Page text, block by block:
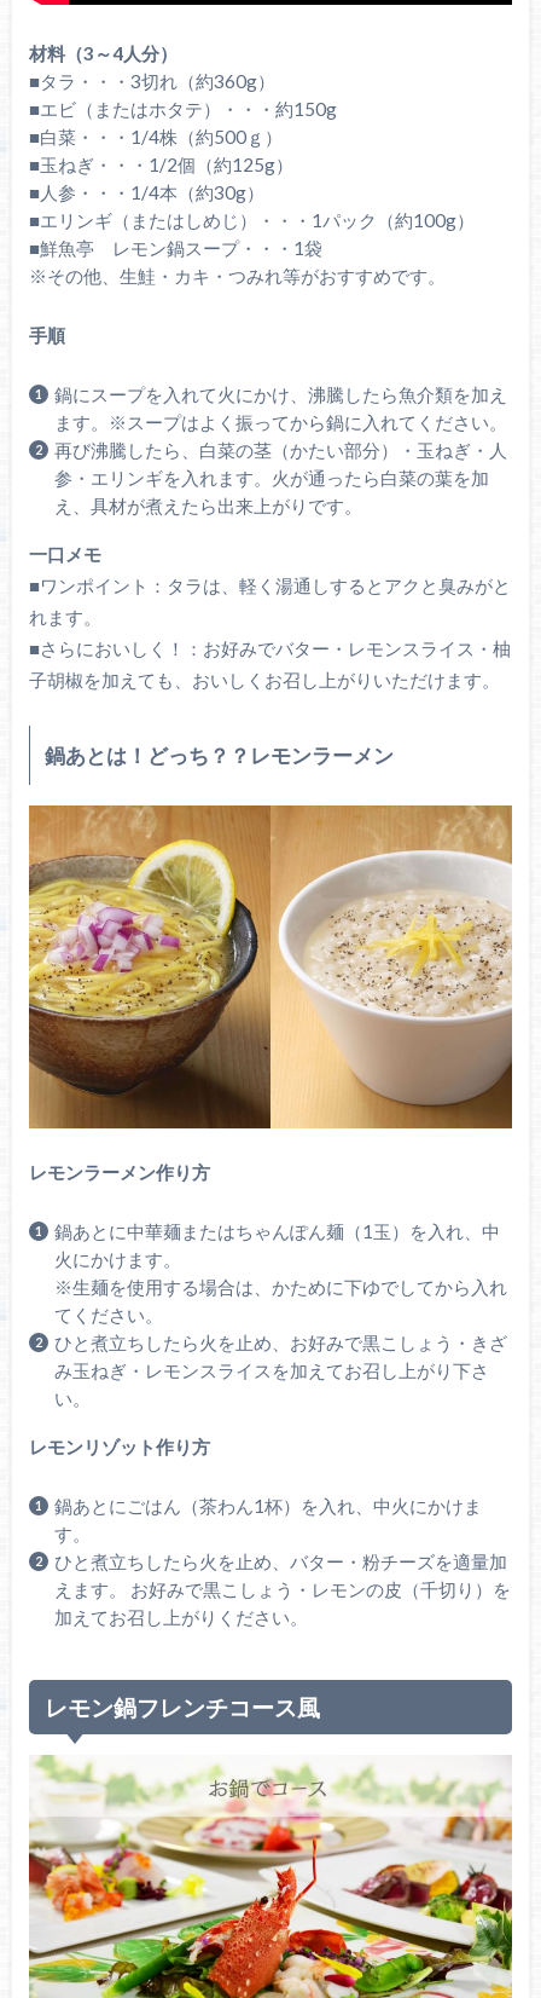
材料（3～4人分）
■タラ・・・3切れ（約360g）
■エビ（またはホタテ）・・・約150g
■白菜・・・1/4株（約500ｇ）
■玉ねぎ・・・1/2個（約125g）
■人参・・・1/4本（約30g）
■エリンギ（またはしめじ）・・・1パック（約100g）
■鮮魚亭 レモン鍋スープ・・・1袋
※その他、生鮭・カキ・つみれ等がおすすめです。
手順
鍋にスープを入れて火にかけ、沸騰したら魚介類を加え
ます。※スープはよく振ってから鍋に入れてください。
再び沸騰したら、白菜の茎（かたい部分）・玉ねぎ・人
参・エリンギを入れます。火が通ったら白菜の葉を加
え、具材が煮えたら出来上がりです。
一口メモ
■ワンポイント：タラは、軽く湯通しするとアクと臭みがと
れます。
■さらにおいしく！：お好みでバター・レモンスライス・柚
子胡椒を加えても、おいしくお召し上がりいただけます。
鍋あとは！どっち？？レモンラーメン
レモンラーメン作り方
鍋あとに中華麺またはちゃんぽん麺（1玉）を入れ、中
火にかけます。
※生麺を使用する場合は、かために下ゆでしてから入れ
てください。
ひと煮立ちしたら火を止め、お好みで黒こしょう・きざ
み玉ねぎ・レモンスライスを加えてお召し上がり下さ
い。
レモンリゾット作り方
鍋あとにごはん（茶わん1杯）を入れ、中火にかけま
す。
ひと煮立ちしたら火を止め、バター・粉チーズを適量加
えます。 お好みで黒こしょう・レモンの皮（千切り）を
加えてお召し上がりください。
レモン鍋フレンチコース風